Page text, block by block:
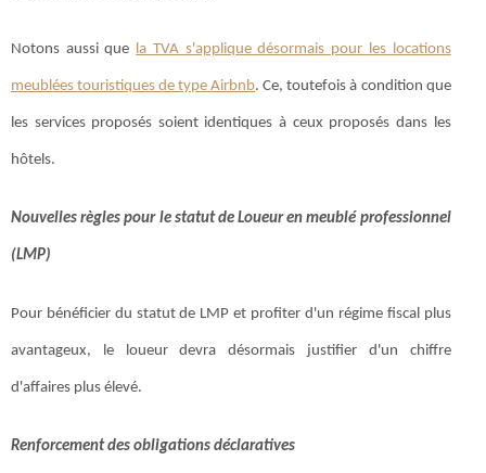
Notons aussi que la TVA s'applique désormais pour les locations
meublées touristiques de type Airbnb. Ce, toutefois à condition que
les services proposés soient identiques à ceux proposés dans les
hôtels.
Nouvelles règles pour le statut de Loueur en meublé professionnel
(LMP)
Pour bénéficier du statut de LMP et profiter d'un régime fiscal plus
avantageux, le loueur devra désormais justifier d'un chiffre
d'affaires plus élevé.
Renforcement des obligations déclaratives